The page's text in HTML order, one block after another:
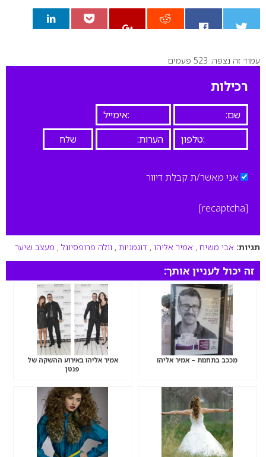
0
עמוד זה נצפה: 523 פעמים
רכילות
אני מאשר/ת קבלת דיוור
[recaptcha]
תגיות: אבי משיח , אמיר אליהו , דוגמניות , וולה פרופסיונל , מעצב שיער
זה יכול לעניין אותך:
מככב בתחנות – אמיר אליהו
אמיר אליהו באירוע ההשקה של
פנטן